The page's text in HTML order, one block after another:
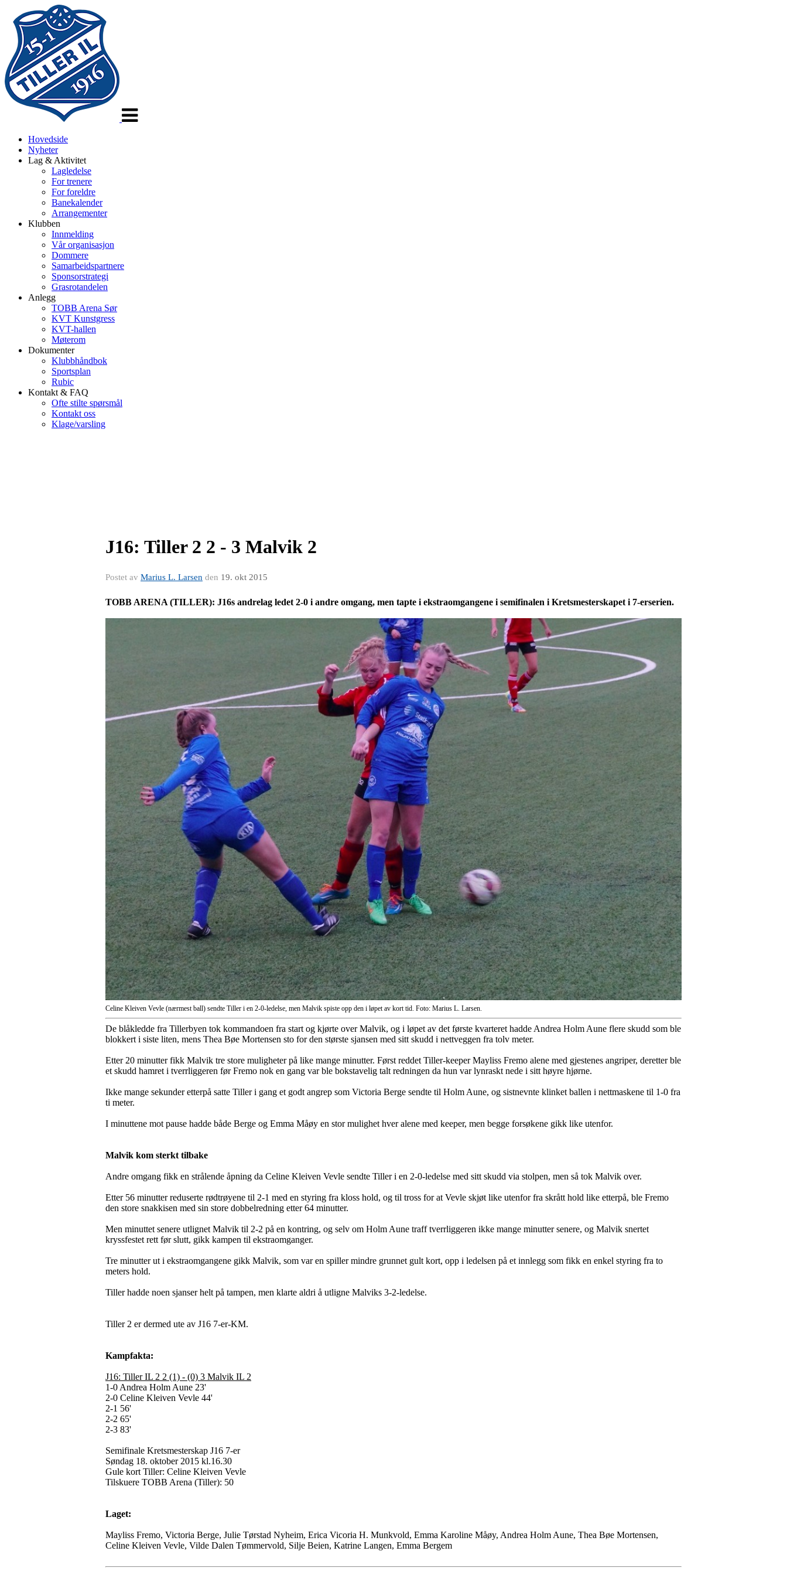
Hovedside
Nyheter
Lag & Aktivitet
Lagledelse
For trenere
For foreldre
Banekalender
Arrangementer
Klubben
Innmelding
Vår organisasjon
Dommere
Samarbeidspartnere
Sponsorstrategi
Grasrotandelen
Anlegg
TOBB Arena Sør
KVT Kunstgress
KVT-hallen
Møterom
Dokumenter
Klubbhåndbok
Sportsplan
Rubic
Kontakt & FAQ
Ofte stilte spørsmål
Kontakt oss
Klage/varsling
J16: Tiller 2 2 - 3 Malvik 2
Postet av Marius L. Larsen den 19. okt 2015
TOBB ARENA (TILLER): J16s andrelag ledet 2-0 i andre omgang, men tapte i ekstraomgangene i semifinalen i Kretsmesterskapet i 7-erserien.
Celine Kleiven Vevle (nærmest ball) sendte Tiller i en 2-0-ledelse, men Malvik spiste opp den i løpet av kort tid. Foto: Marius L. Larsen.
De blåkledde fra Tillerbyen tok kommandoen fra start og kjørte over Malvik, og i løpet av det første kvarteret hadde Andrea Holm Aune flere skudd som ble
blokkert i siste liten, mens Thea Bøe Mortensen sto for den største sjansen med sitt skudd i nettveggen fra tolv meter.
Etter 20 minutter fikk Malvik tre store muligheter på like mange minutter. Først reddet Tiller-keeper Mayliss Fremo alene med gjestenes angriper, deretter ble
et skudd hamret i tverrliggeren før Fremo nok en gang var ble bokstavelig talt redningen da hun var lynraskt nede i sitt høyre hjørne.
Ikke mange sekunder etterpå satte Tiller i gang et godt angrep som Victoria Berge sendte til Holm Aune, og sistnevnte klinket ballen i nettmaskene til 1-0 fra
ti meter.
I minuttene mot pause hadde både Berge og Emma Måøy en stor mulighet hver alene med keeper, men begge forsøkene gikk like utenfor.
Malvik kom sterkt tilbake
Andre omgang fikk en strålende åpning da Celine Kleiven Vevle sendte Tiller i en 2-0-ledelse med sitt skudd via stolpen, men så tok Malvik over.
Etter 56 minutter reduserte rødtrøyene til 2-1 med en styring fra kloss hold, og til tross for at Vevle skjøt like utenfor fra skrått hold like etterpå, ble Fremo
den store snakkisen med sin store dobbelredning etter 64 minutter.
Men minuttet senere utlignet Malvik til 2-2 på en kontring, og selv om Holm Aune traff tverrliggeren ikke mange minutter senere, og Malvik snertet
kryssfestet rett før slutt, gikk kampen til ekstraomganger.
Tre minutter ut i ekstraomgangene gikk Malvik, som var en spiller mindre grunnet gult kort, opp i ledelsen på et innlegg som fikk en enkel styring fra to
meters hold.
Tiller hadde noen sjanser helt på tampen, men klarte aldri å utligne Malviks 3-2-ledelse.
Tiller 2 er dermed ute av J16 7-er-KM.
Kampfakta:
J16: Tiller IL 2 2 (1) - (0) 3 Malvik IL 2
1-0 Andrea Holm Aune 23'
2-0 Celine Kleiven Vevle 44'
2-1 56'
2-2 65'
2-3 83'
Semifinale Kretsmesterskap J16 7-er
Søndag 18. oktober 2015 kl.16.30
Gule kort Tiller: Celine Kleiven Vevle
Tilskuere TOBB Arena (Tiller): 50
Laget:
Mayliss Fremo, Victoria Berge, Julie Tørstad Nyheim, Erica Vicoria H. Munkvold, Emma Karoline Måøy, Andrea Holm Aune, Thea Bøe Mortensen,
Celine Kleiven Vevle, Vilde Dalen Tømmervold, Silje Beien, Katrine Langen, Emma Bergem